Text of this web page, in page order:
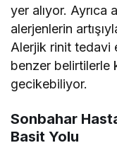
yer alıyor.
alerjenlerin
Alerjik rinit tedavi
benzer belirtilerle
gecikebiliyor.
Sonbahar
Basit Yolu